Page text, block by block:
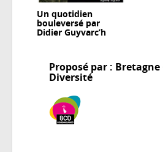
Un quotidien
bouleversé par
Didier Guyvarc’h
Proposé par :
Diversité